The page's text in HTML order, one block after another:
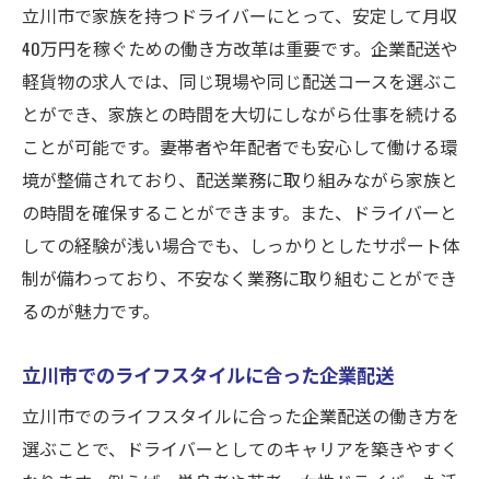
立川市で家族を持つドライバーにとって、安定して月収
40万円を稼ぐための働き方改革は重要です。企業配送や
軽貨物の求人では、同じ現場や同じ配送コースを選ぶこ
とができ、家族との時間を大切にしながら仕事を続ける
ことが可能です。妻帯者や年配者でも安心して働ける環
境が整備されており、配送業務に取り組みながら家族と
の時間を確保することができます。また、ドライバーと
しての経験が浅い場合でも、しっかりとしたサポート体
制が備わっており、不安なく業務に取り組むことができ
るのが魅力です。
立川市でのライフスタイルに合った企業配送
立川市でのライフスタイルに合った企業配送の働き方を
選ぶことで、ドライバーとしてのキャリアを築きやすく